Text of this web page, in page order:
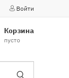
Войти
Корзина
пусто